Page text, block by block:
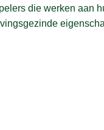
die werken